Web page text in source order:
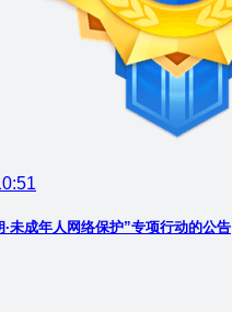
·未成年人网络保护”专项行动的公告